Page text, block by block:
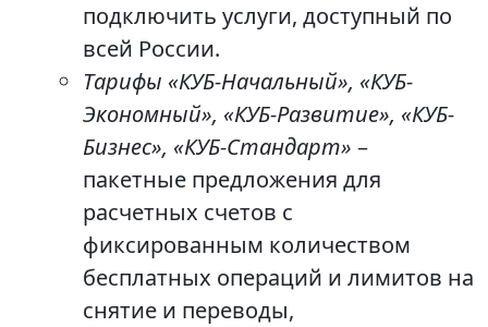
подключить услуги, доступный по
всей России.
Тарифы «КУБ-Начальный», «КУБ-
Экономный», «КУБ-Развитие», «КУБ-
Бизнес», «КУБ-Стандарт» –
пакетные предложения для
расчетных счетов с
фиксированным количеством
бесплатных операций и лимитов на
снятие и переводы,